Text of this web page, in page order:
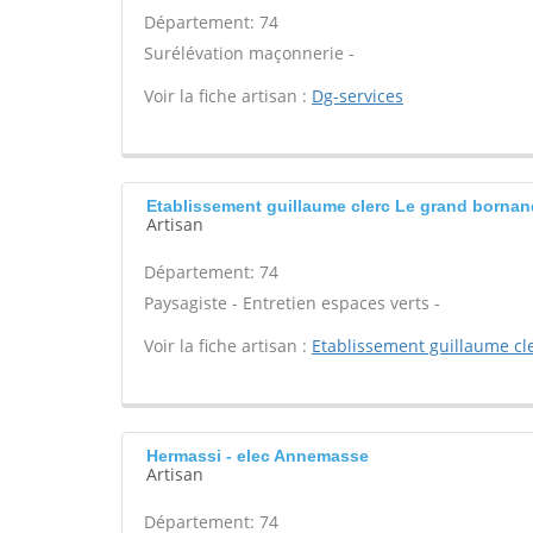
Département: 74
Surélévation maçonnerie -
Voir la fiche artisan : Dg-services
Etablissement guillaume clerc Le grand
Artisan
Département: 74
Paysagiste - Entretien espaces verts -
Voir la fiche artisan : Etablissement guillaume
Hermassi - elec Annemasse
Artisan
Département: 74